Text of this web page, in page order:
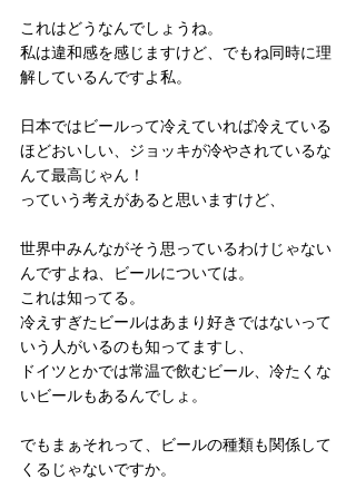
これはどうなんでしょうね。
私は違和感を感じますけど、でもね同時に理
解しているんですよ私。
日本ではビールって冷えていれば冷えている
ほどおいしい、ジョッキが冷やされているな
んて最高じゃん！
っていう考えがあると思いますけど、
世界中みんながそう思っているわけじゃない
んですよね、ビールについては。
これは知ってる。
冷えすぎたビールはあまり好きではないって
いう人がいるのも知ってますし、
ドイツとかでは常温で飲むビール、冷たくな
いビールもあるんでしょ。
でもまぁそれって、ビールの種類も関係して
くるじゃないですか。